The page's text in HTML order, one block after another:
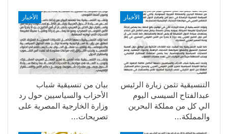
الأخبار
بيان من تنسيقية شباب
الأحزاب والسياسيين حول رد
وزارة الخارجية المصرية على
تصريحات…
الأخبار
التنسيقية تثمن زيارة الرئيس
عبدالفتاح السيسى اليوم
الي كل من مملكة البحرين
والمملكة…